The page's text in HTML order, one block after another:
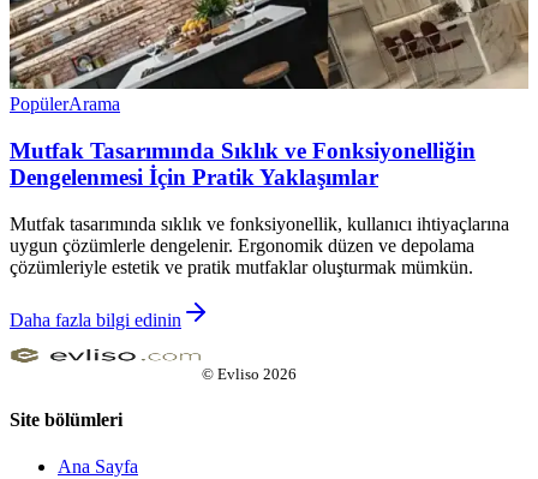
PopülerArama
Mutfak Tasarımında Sıklık ve Fonksiyonelliğin
Dengelenmesi İçin Pratik Yaklaşımlar
Mutfak tasarımında sıklık ve fonksiyonellik, kullanıcı ihtiyaçlarına
uygun çözümlerle dengelenir. Ergonomik düzen ve depolama
çözümleriyle estetik ve pratik mutfaklar oluşturmak mümkün.
Daha fazla bilgi edinin
© Evliso 2026
Site bölümleri
Ana Sayfa